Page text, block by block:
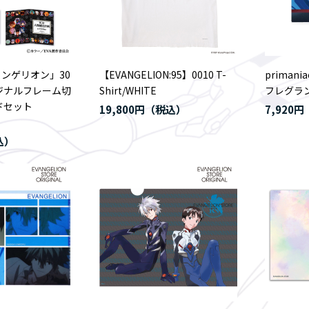
ゲリオン」30
ルフレーム切
ット
【EVANGELION:95】0010 T-
Shirt/WHITE
19,800円
フレグラ
7,920円